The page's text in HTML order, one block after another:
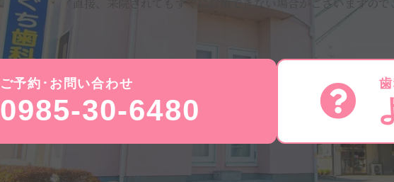
ご予約･お問い合わせ
0985-30-6480